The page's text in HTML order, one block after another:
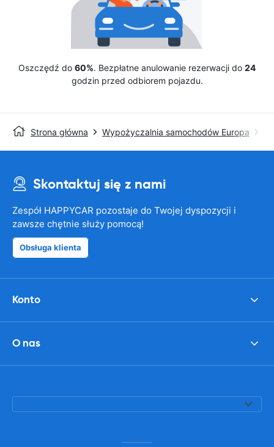
Oszczędź do 60%. Bezpłatne anulowanie rezerwacji do 24
godzin przed odbiorem pojazdu.
Strona główna Wypożyczalnia samochodów Europa
Skontaktuj się z nami
Zespół HAPPYCAR pozostaje do Twojej dyspozycji i
zawsze chętnie służy pomocą!
Obsługa klienta
Konto
O nas